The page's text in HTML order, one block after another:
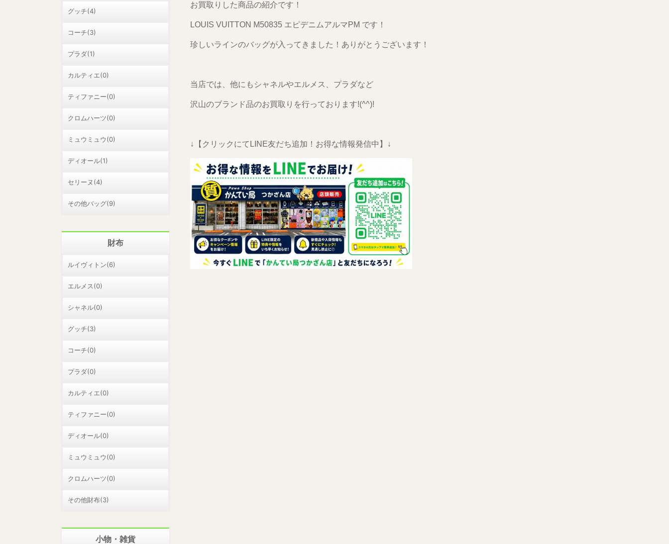
お買取りした商品の紹介です！
LOUIS VUITTON M50835 エピデニムアルマPM です！
珍しいラインのバッグが入ってきました！ありがとうございます！
当店では、他にもシャネルやエルメス、プラダなど
沢山のブランド品のお買取りを行っております!(^^)!
↓【クリックにてLINE友だち追加！お得な情報発信中】↓
グッチ(4)
コーチ(3)
プラダ(1)
カルティエ(0)
ティファニー(0)
クロムハーツ(0)
ミュウミュウ(0)
ディオール(1)
セリーヌ(4)
その他バッグ(9)
財布
ルイヴィトン(6)
エルメス(0)
シャネル(0)
グッチ(3)
コーチ(0)
プラダ(0)
カルティエ(0)
ティファニー(0)
ディオール(0)
ミュウミュウ(0)
クロムハーツ(0)
その他財布(3)
小物・雑貨